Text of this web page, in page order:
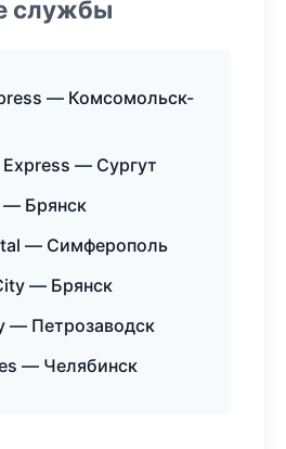
службы
— Комсомольск-
Express — Сургут
— Брянск
— Симферополь
— Брянск
— Петрозаводск
— Челябинск